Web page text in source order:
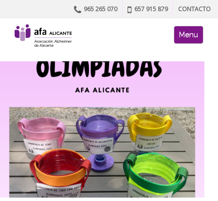
965 265 070 657 915 879 CONTACTO
AFA site
Skip to content
Menu